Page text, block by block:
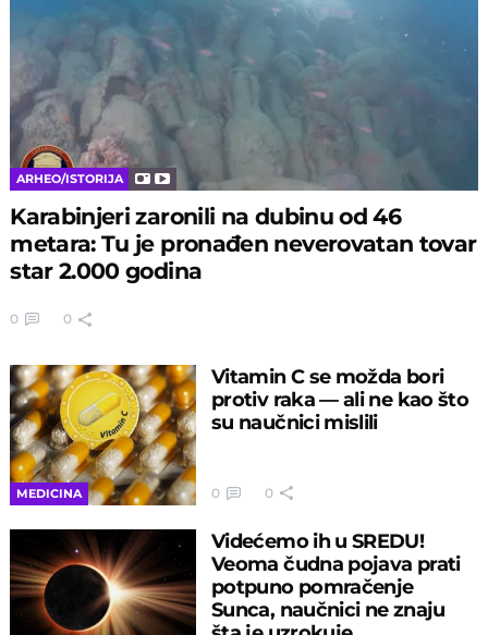
ARHEO/ISTORIJA
Karabinjeri zaronili na dubinu od 46
metara: Tu je pronađen neverovatan tovar
star 2.000 godina
0 0
MEDICINA
Vitamin C se možda bori
protiv raka — ali ne kao što
su naučnici mislili
0 0
Videćemo ih u SREDU!
Veoma čudna pojava prati
potpuno pomračenje
Sunca, naučnici ne znaju